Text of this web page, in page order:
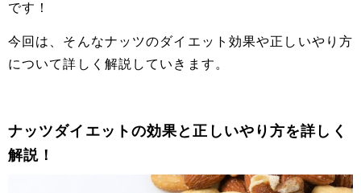
です！
今回は、そんなナッツのダイエット効果や正しいやり方
について詳しく解説していきます。
ナッツダイエットの効果と正しいやり方を詳しく
解説！